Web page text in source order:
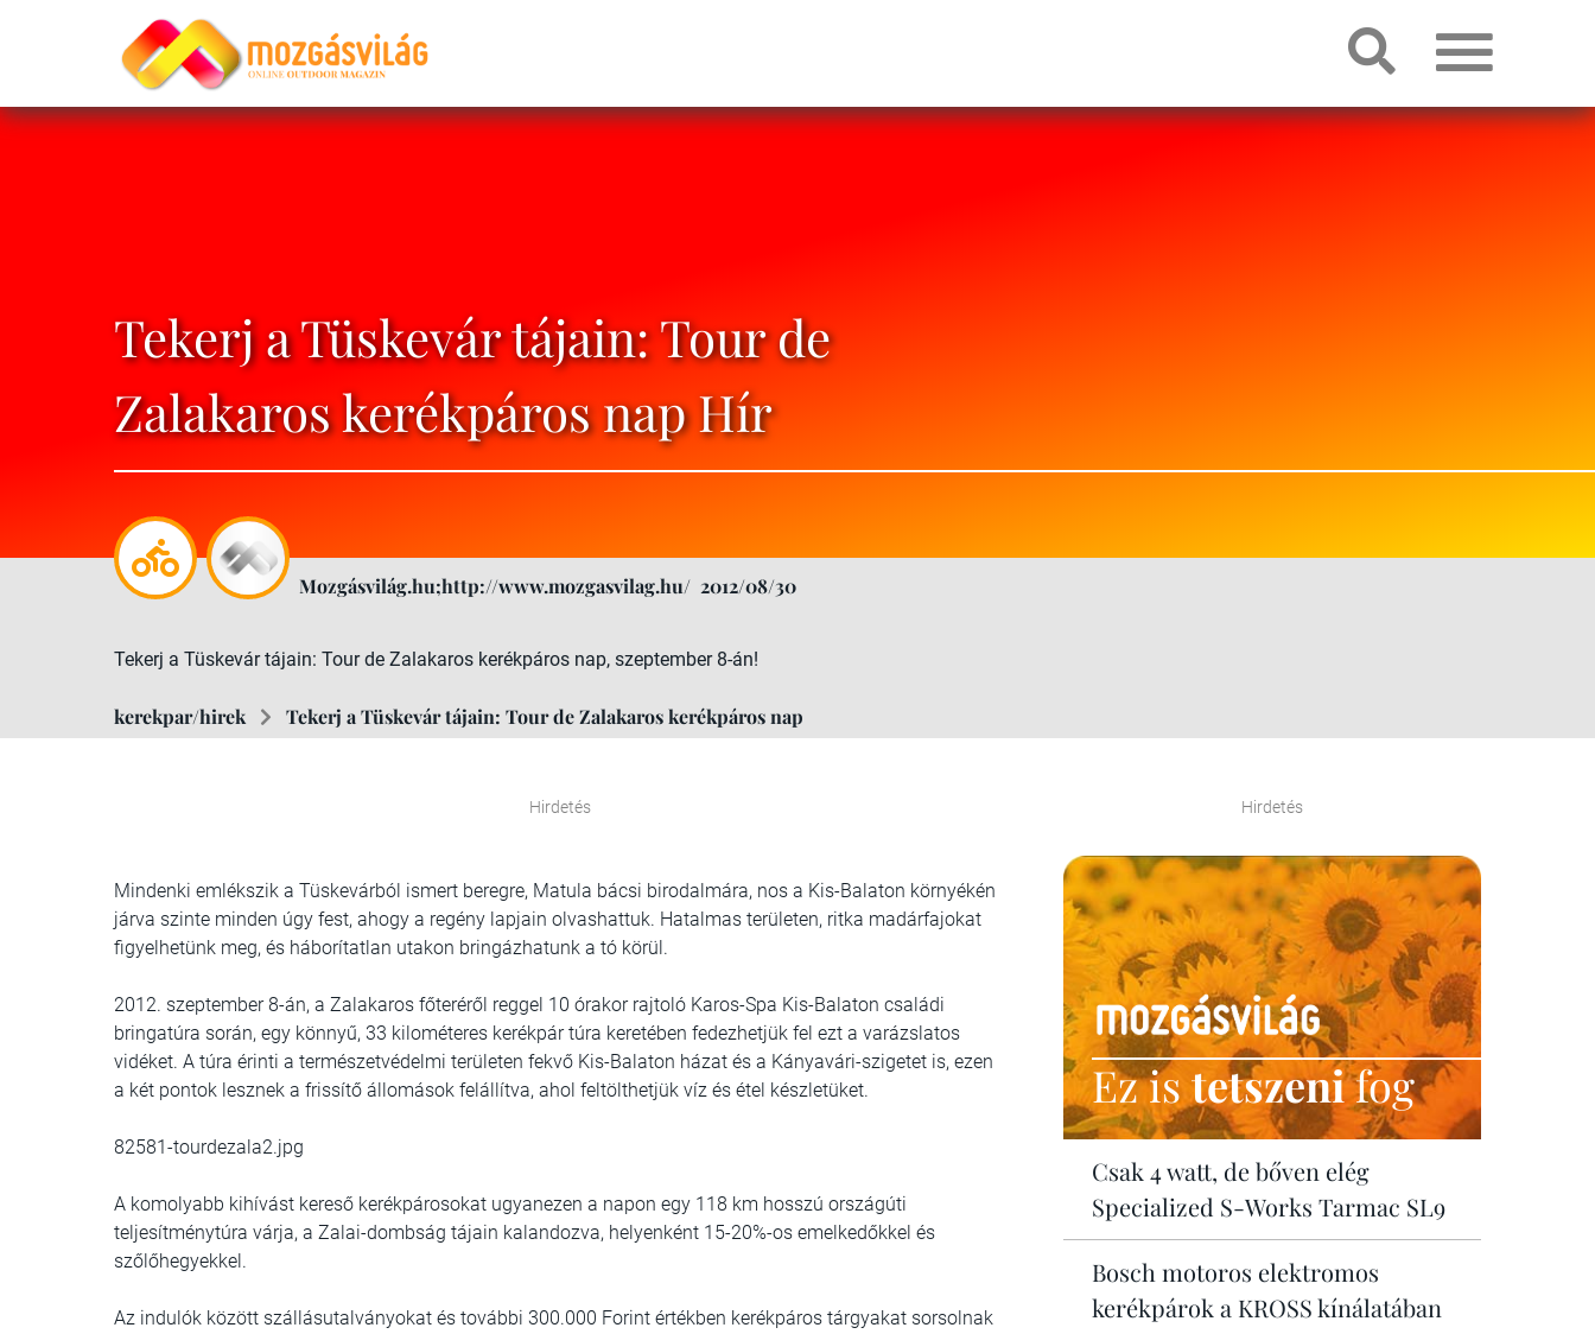
Tekerj a Tüskevár tájain: Tour de
Zalakaros kerékpáros nap Hír
Mozgásvilág.hu;http://www.mozgasvilag.hu/ 2012/08/30
Tekerj a Tüskevár tájain: Tour de Zalakaros kerékpáros nap, szeptember 8-án!
kerekpar/hirek Tekerj a Tüskevár tájain: Tour de Zalakaros kerékpáros nap
Hirdetés
Mindenki emlékszik a Tüskevárból ismert beregre, Matula bácsi birodalmára, nos a Kis-Balaton környékén
járva szinte minden úgy fest, ahogy a regény lapjain olvashattuk. Hatalmas területen, ritka madárfajokat
figyelhetünk meg, és háborítatlan utakon bringázhatunk a tó körül.
2012. szeptember 8-án, a Zalakaros főteréről reggel 10 órakor rajtoló Karos-Spa Kis-Balaton családi
bringatúra során, egy könnyű, 33 kilométeres kerékpár túra keretében fedezhetjük fel ezt a varázslatos
vidéket. A túra érinti a természetvédelmi területen fekvő Kis-Balaton házat és a Kányavári-szigetet is, ezen
a két pontok lesznek a frissítő állomások felállítva, ahol feltölthetjük víz és étel készletüket.
82581-tourdezala2.jpg
A komolyabb kihívást kereső kerékpárosokat ugyanezen a napon egy 118 km hosszú országúti
teljesítménytúra várja, a Zalai-dombság tájain kalandozva, helyenként 15-20%-os emelkedőkkel és
szőlőhegyekkel.
Az indulók között szállásutalványokat és további 300.000 Forint értékben kerékpáros tárgyakat sorsolnak
Hirdetés
Ez istetszenifog
Csak 4 watt, de bőven elég
Specialized S-Works Tarmac SL9
Bosch motoros elektromos
kerékpárok a KROSS kínálatában